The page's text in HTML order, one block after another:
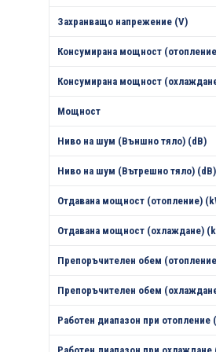
Захранващо напрежение (V)
Консумирана мощност
Консумирана мощност
Мощност
Ниво на шум (Външно тяло) (dB)
Ниво на шум (Вътрешно тяло) (dB)
Отдавана мощност (отопление)
Отдавана мощност (охлаждане)
Препоръчителен обем
Препоръчителен обем
Работен диапазон при отопление